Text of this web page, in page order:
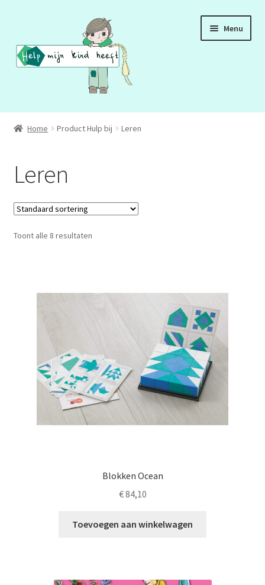
naar
navigatie
de
inhoud
Menu
ADD
ASS
DCD
HSP
SCHOLEN
KOOPJES
Home Product Hulp bij Leren
Leren
Toont alle 8 resultaten
Blokken Ocean
€84,10
Toevoegen aan winkelwagen